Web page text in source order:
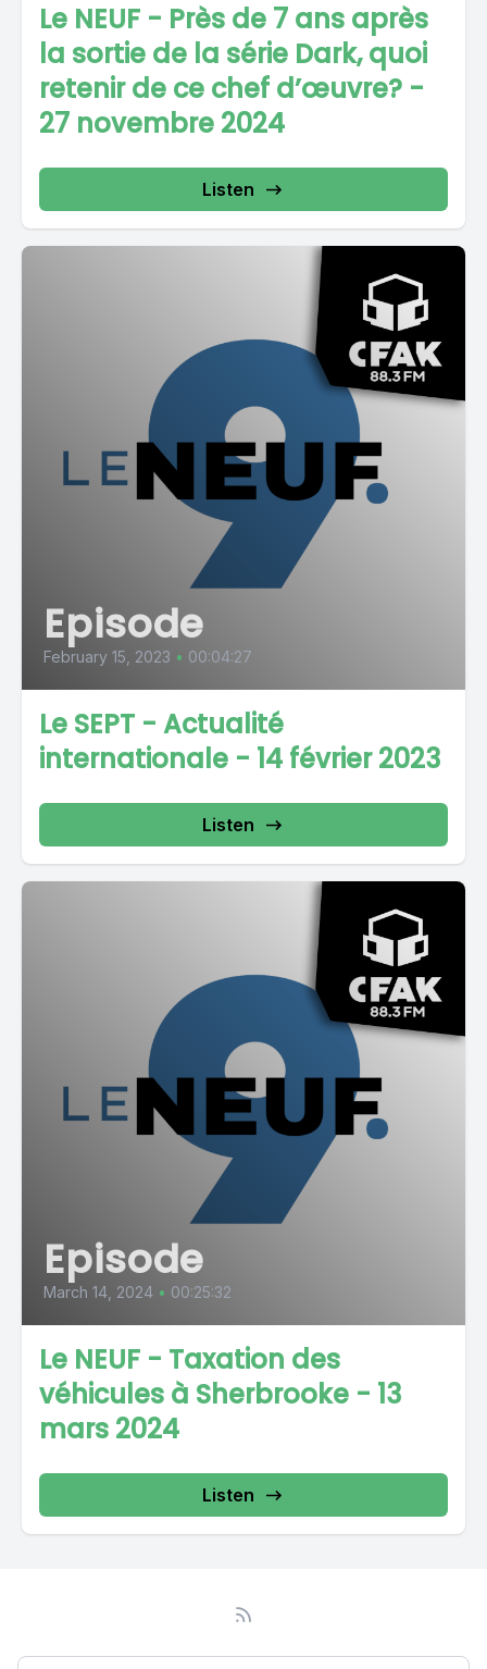
Le NEUF - Près de 7 ans après
la sortie de la série Dark, quoi
retenir de ce chef d’œuvre? -
27 novembre 2024
Listen
Episode
February 15, 2023 • 00:04:27
Le SEPT - Actualité
internationale - 14 février 2023
Listen
Episode
March 14, 2024 • 00:25:32
Le NEUF - Taxation des
véhicules à Sherbrooke - 13
mars 2024
Listen